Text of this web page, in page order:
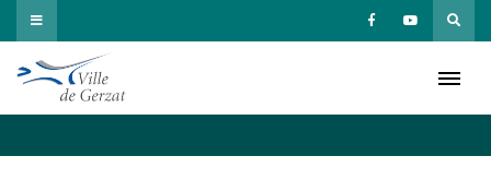
Passer
au
contenu